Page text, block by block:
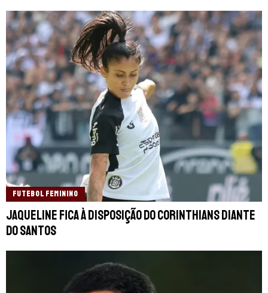
FUTEBOL FEMININO
Jaqueline fica à disposição do Corinthians diante
do Santos